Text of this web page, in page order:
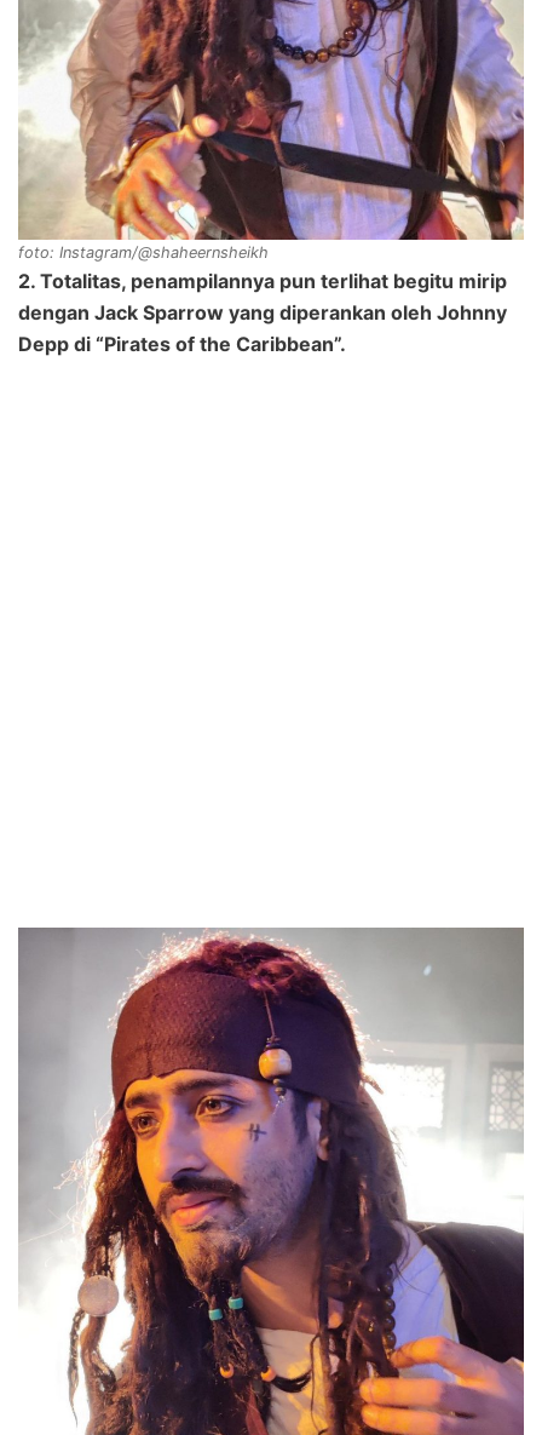
foto: Instagram/@shaheernsheikh
2. Totalitas, penampilannya pun terlihat begitu mirip
dengan Jack Sparrow yang diperankan oleh Johnny
Depp di “Pirates of the Caribbean”.